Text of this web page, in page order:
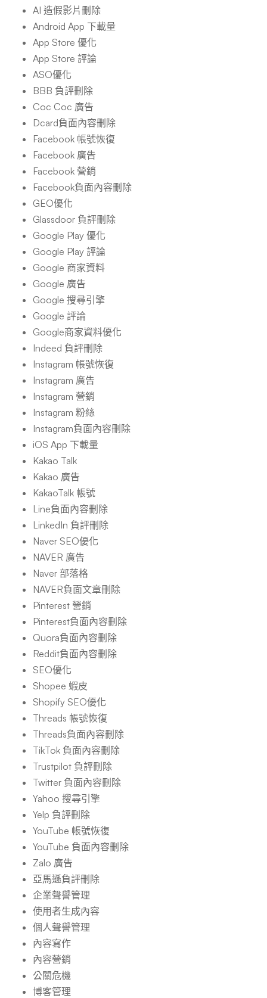
AI 造假影片刪除
Android App 下載量
App Store 優化
App Store 評論
ASO優化
BBB 負評刪除
Coc Coc 廣告
Dcard負面內容刪除
Facebook 帳號恢復
Facebook 廣告
Facebook 營銷
Facebook負面內容刪除
GEO優化
Glassdoor 負評刪除
Google Play 優化
Google Play 評論
Google 商家資料
Google 廣告
Google 搜尋引擎
Google 評論
Google商家資料優化
Indeed 負評刪除
Instagram 帳號恢復
Instagram 廣告
Instagram 營銷
Instagram 粉絲
Instagram負面內容刪除
iOS App 下載量
Kakao Talk
Kakao 廣告
KakaoTalk 帳號
Line負面內容刪除
LinkedIn 負評刪除
Naver SEO優化
NAVER 廣告
Naver 部落格
NAVER負面文章刪除
Pinterest 營銷
Pinterest負面內容刪除
Quora負面內容刪除
Reddit負面內容刪除
SEO優化
Shopee 蝦皮
Shopify SEO優化
Threads 帳號恢復
Threads負面內容刪除
TikTok 負面內容刪除
Trustpilot 負評刪除
Twitter 負面內容刪除
Yahoo 搜尋引擎
Yelp 負評刪除
YouTube 帳號恢復
YouTube 負面內容刪除
Zalo 廣告
亞馬遜負評刪除
企業聲譽管理
使用者生成內容
個人聲譽管理
內容寫作
內容營銷
公關危機
博客管理